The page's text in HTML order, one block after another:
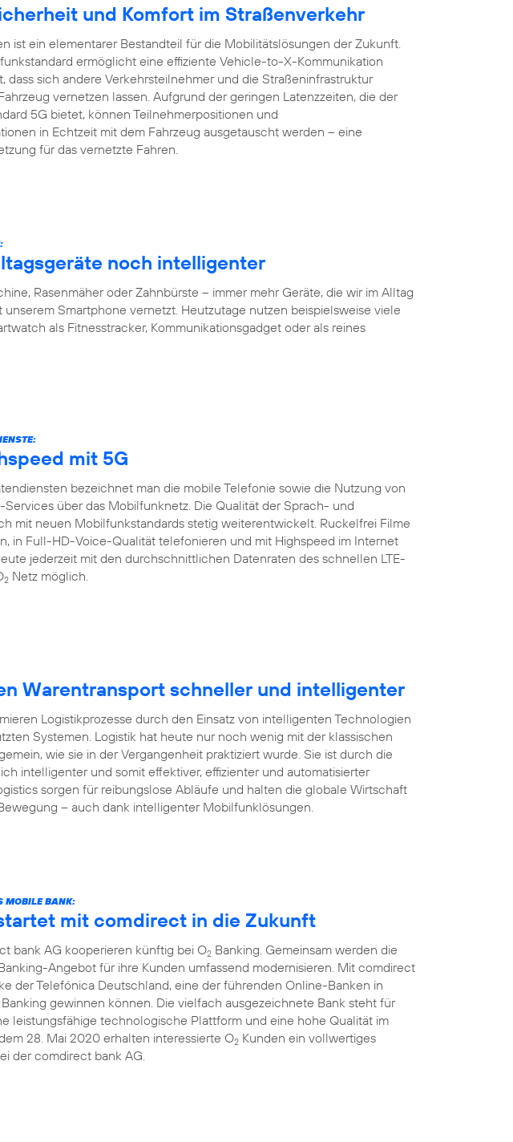
und Komfort im Straßenverkehr
ist ein elementarer Bestandteil für die Mobilitätslösungen der Zukunft.
ermöglicht eine effiziente Vehicle-to-X-Kommunikation
dass sich andere Verkehrsteilnehmer und die Straßeninfrastruktur
vernetzen lassen. Aufgrund der geringen Latenzzeiten, die der
5G bietet, können Teilnehmerpositionen und
in Echtzeit mit dem Fahrzeug ausgetauscht werden – eine
für das vernetzte Fahren.
noch intelligenter
Rasenmäher oder Zahnbürste – immer mehr Geräte, die wir im Alltag
unserem Smartphone vernetzt. Heutzutage nutzen beispielsweise viele
als Fitnesstracker, Kommunikationsgadget oder als reines
mit 5G
bezeichnet man die mobile Telefonie sowie die Nutzung von
über das Mobilfunknetz. Die Qualität der Sprach- und
mit neuen Mobilfunkstandards stetig weiterentwickelt. Ruckelfrei Filme
in Full-HD-Voice-Qualität telefonieren und mit Highspeed im Internet
jederzeit mit den durchschnittlichen Datenraten des schnellen LTE-
2 Netz möglich.
Warentransport schneller und intelligenter
Logistikprozesse durch den Einsatz von intelligenten Technologien
Systemen. Logistik hat heute nur noch wenig mit der klassischen
wie sie in der Vergangenheit praktiziert wurde. Sie ist durch die
intelligenter und somit effektiver, effizienter und automatisierter
sorgen für reibungslose Abläufe und halten die globale Wirtschaft
– auch dank intelligenter Mobilfunklösungen.
MOBILE BANK:
mit comdirect in die Zukunft
bank AG kooperieren künftig bei O2 Banking. Gemeinsam werden die
Angebot für ihre Kunden umfassend modernisieren. Mit comdirect
der Telefónica Deutschland, eine der führenden Online-Banken in
Banking gewinnen können. Die vielfach ausgezeichnete Bank steht für
leistungsfähige technologische Plattform und eine hohe Qualität im
28. Mai 2020 erhalten interessierte O2 Kunden ein vollwertiges
der comdirect bank AG.